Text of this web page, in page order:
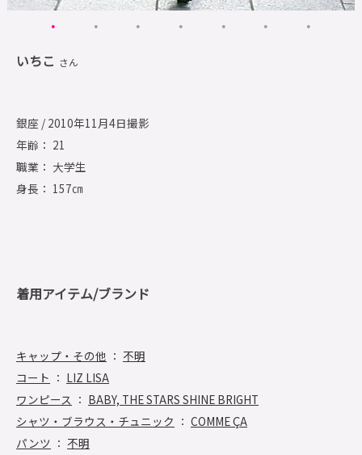
いちこ さん
銀座 / 2010年11月4日撮影
年齢： 21
職業： 大学生
身長： 157㎝
着用アイテム/ブランド
キャップ・その他 ： 不明
コート ： LIZ LISA
ワンピース ： BABY, THE STARS SHINE BRIGHT
シャツ・ブラウス・チュニック ： COMME ÇA
パンツ ： 不明